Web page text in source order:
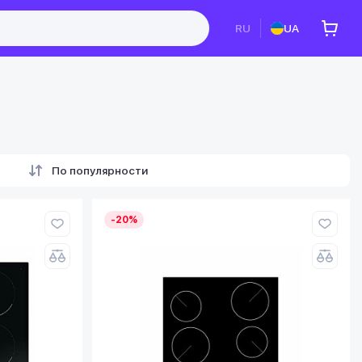
RU UA
По популярности
-20%